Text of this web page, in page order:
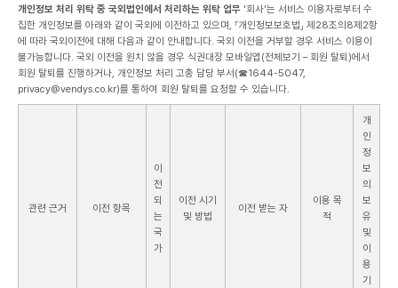
개인정보 처리 위탁 중 국외법인에서 처리하는 위탁 업무 '회사'는 서비스 이용자로부터 수
집한 개인정보를 아래와 같이 국외에 이전하고 있으며, ⸢개인정보보호법⸥ 제28조의8제2항
에 따라 국외이전에 대해 다음과 같이 안내합니다. 국외 이전을 거부할 경우 서비스 이용이
불가능합니다. 국외 이전을 원치 않을 경우 식권대장 모바일앱(전체보기 – 회원 탈퇴)에서
회원 탈퇴를 진행하거나, 개인정보 처리 고충 담당 부서(☎1644-5047,
privacy@vendys.co.kr)를 통하여 회원 탈퇴를 요청할 수 있습니다.
관련 근거 이전 항목
이
전
되
는
국
가
이전 시기
및 방법
이전 받는 자
이용 목
적
개
인
정
보
의
보
유
및
이
용
기